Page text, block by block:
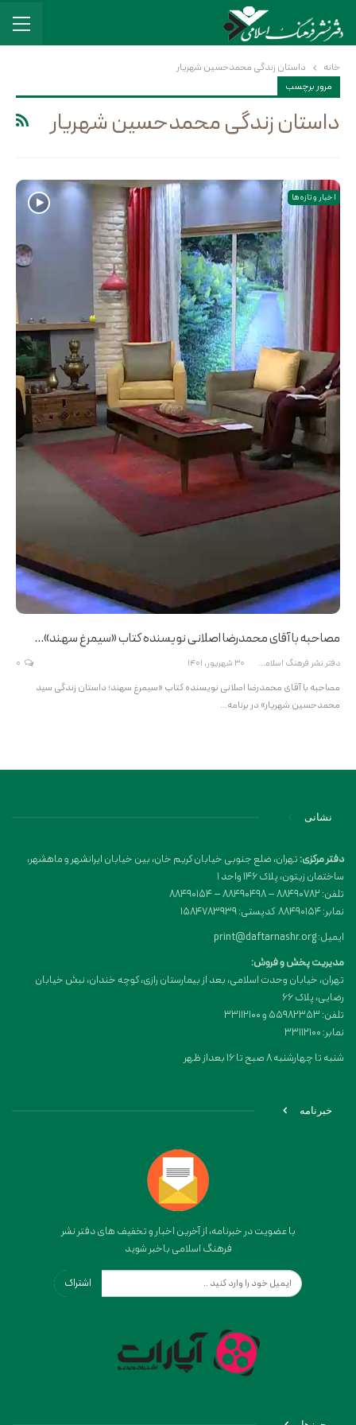
خانه
داستان زندگی محمدحسین شهریار
مرور برچسب
داستان زندگی محمدحسین شهریار
اخبار و تازه ها
مصاحبه با آقای محمدرضا اصلانی نویسنده کتاب «سیمرغ سهند»…
دفتر نشر فرهنگ اسلامی 30 شهریور, 1401
مصاحبه با آقای محمدرضا اصلانی نویسنده کتاب «سیمرغ سهند؛ داستان زندگی سید
محمدحسین شهریار» در برنامه…
نشانی
دفتر مرکزی:تهران، ضلع جنوبی خیابان کریم خان، بین خیابان ایرانشهر و ماهشهر،
ساختمان زیتون، پلاک 146 واحد 1
تلفن: 88490782 – 88490498 – 88490154
نمابر: 88490154 کدپستی: 1584783939
ایمیل: print@daftarnashr.org
مدیریت پخش و فروش:
تهران، خیابان وحدت اسلامی، بعد از بیمارستان رازی، کوچه خندان، نبش خیابان
رضایی، پلاک ۶۶
تلفن: 55982353 و 33112100
نمابر: 33112100
شنبه تا چهارشنبه 8 صبح تا 16 بعداز ظهر
خبرنامه
با عضویت در خبرنامه، از آخرین اخبار و تخفیف های دفتر نشر
فرهنگ اسلامی باخبر شوید
اشتراک